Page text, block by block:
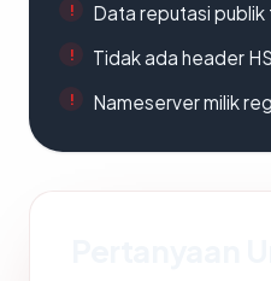
Data reputasi
Tidak ada header
Nameserver milik